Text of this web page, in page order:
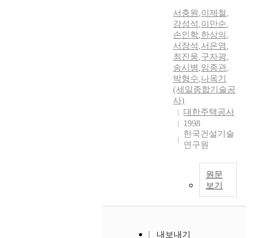
서충원 ,이제철 ,
강성석 ,이만순,
손인학,한상의 ,
서장석 ,서은영 ,
최진웅,구자광,
송시병 ,임종관,
박형수,나옥기
(세일종합기술공
사)
대한주택공사
1998
한국건설기술
연구원
원문
보기
내보내기